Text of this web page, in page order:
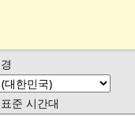
준 시간대